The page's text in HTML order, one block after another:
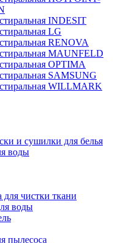
INDESIT
LG
RENOVA
MAUNFELD
OPTIMA
SAMSUNG
WILLMARK
и сушилки для белья
воды
чистки ткани
воды
пылесоса